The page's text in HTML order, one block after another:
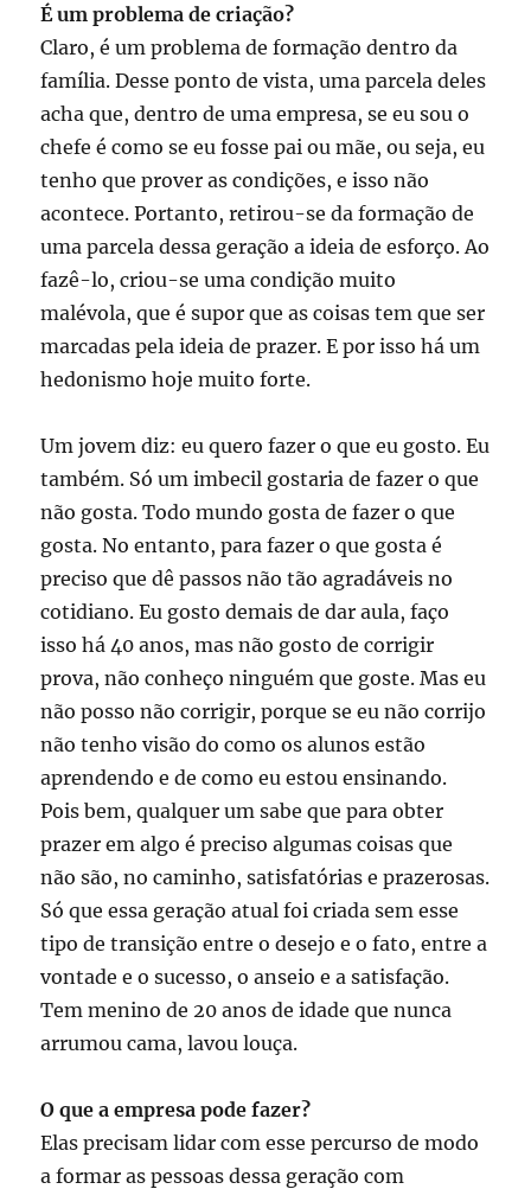
É um problema de criação?
Claro, é um problema de formação dentro da
família. Desse ponto de vista, uma parcela deles
acha que, dentro de uma empresa, se eu sou o
chefe é como se eu fosse pai ou mãe, ou seja, eu
tenho que prover as condições, e isso não
acontece. Portanto, retirou-se da formação de
uma parcela dessa geração a ideia de esforço. Ao
fazê-lo, criou-se uma condição muito
malévola, que é supor que as coisas tem que ser
marcadas pela ideia de prazer. E por isso há um
hedonismo hoje muito forte.
Um jovem diz: eu quero fazer o que eu gosto. Eu
também. Só um imbecil gostaria de fazer o que
não gosta. Todo mundo gosta de fazer o que
gosta. No entanto, para fazer o que gosta é
preciso que dê passos não tão agradáveis no
cotidiano. Eu gosto demais de dar aula, faço
isso há 40 anos, mas não gosto de corrigir
prova, não conheço ninguém que goste. Mas eu
não posso não corrigir, porque se eu não corrijo
não tenho visão do como os alunos estão
aprendendo e de como eu estou ensinando.
Pois bem, qualquer um sabe que para obter
prazer em algo é preciso algumas coisas que
não são, no caminho, satisfatórias e prazerosas.
Só que essa geração atual foi criada sem esse
tipo de transição entre o desejo e o fato, entre a
vontade e o sucesso, o anseio e a satisfação.
Tem menino de 20 anos de idade que nunca
arrumou cama, lavou louça.
O que a empresa pode fazer?
Elas precisam lidar com esse percurso de modo
a formar as pessoas dessa geração com